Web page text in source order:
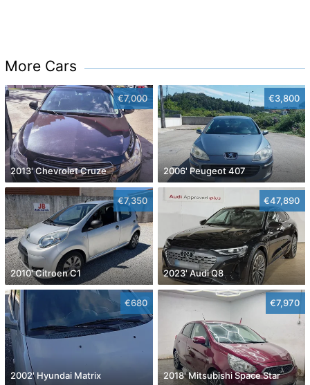
More Cars
€7,000
2013' Chevrolet Cruze
€3,800
2006' Peugeot 407
€7,350
2010' Citroen C1
€47,890
2023' Audi Q8
€680
2002' Hyundai Matrix
€7,970
2018' Mitsubishi Space Star